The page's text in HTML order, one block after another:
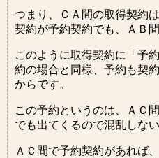
つまり、ＣＡ間の取得契約
契約が予約契約でも、ＡＢ
このように取得契約に「予
約の場合と同様、予約も契
からです。
この予約というのは、ＡＣ
でも出てくるので混乱しな
ＡＣ間で予約契約があれば